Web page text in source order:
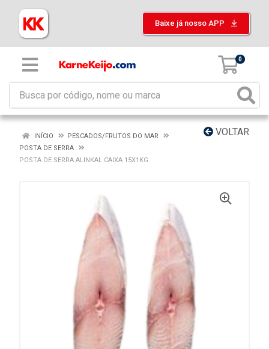
Baixe já nosso APP
0
VOLTAR
INÍCIO
PESCADOS/FRUTOS DO MAR
POSTA DE SERRA
POSTA DE SERRA ALINKAL CAIXA 15X1KG